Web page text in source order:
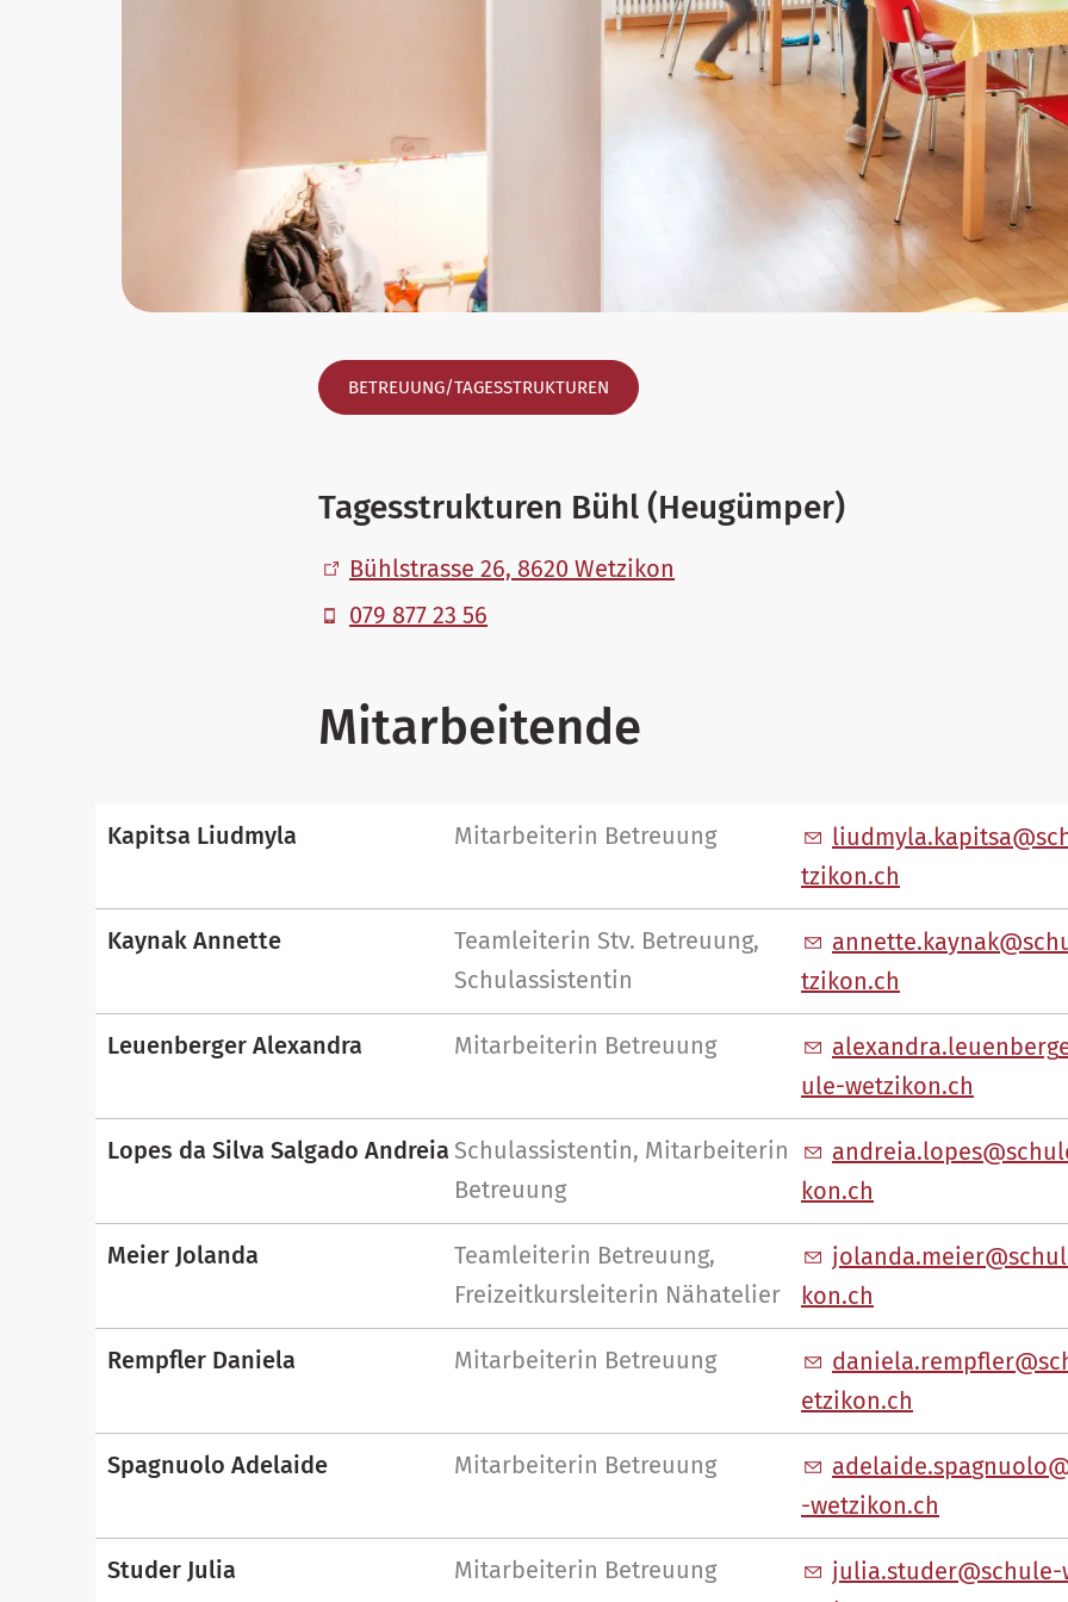
BETREUUNG/TAGESSTRUKTUREN
Tagesstrukturen Bühl (Heugümper)
Bühlstrasse 26, 8620 Wetzikon
079 877 23 56
Mitarbeitende
Kapitsa Liudmyla Mitarbeiterin Betreuung l dmyl k p ts
tz k n ch
Kaynak Annette
Teamleiterin Stv. Betreuung,
Schulassistentin
nn tt k yn k
sch
tz k n ch
Leuenberger Alexandra Mitarbeiterin Betreuung l x ndr l nb rg
l -w tz k n ch
Lopes da Silva Salgado Andreia Schulassistentin, Mitarbeiterin
Betreuung
ndr l p s sch
l
k n ch
Meier Jolanda
Teamleiterin Betreuung,
Freizeitkursleiterin Nähatelier
j l nd m r sch
l
k n ch
Rempfler Daniela Mitarbeiterin Betreuung d n l r mpfl r
tz k n ch
Spagnuolo Adelaide Mitarbeiterin Betreuung d l d sp gn
l
-w tz k n ch
Studer Julia Mitarbeiterin Betreuung j l st d r sch l -